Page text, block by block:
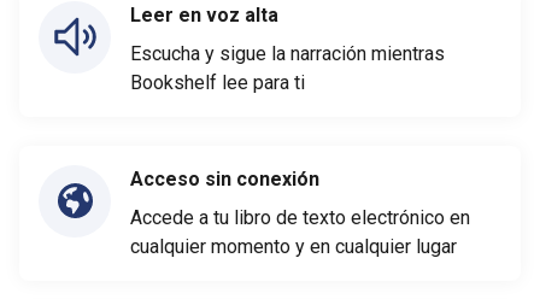
Leer en voz alta
Escucha y sigue la narración mientras
Bookshelf lee para ti
Acceso sin conexión
Accede a tu libro de texto electrónico en
cualquier momento y en cualquier lugar